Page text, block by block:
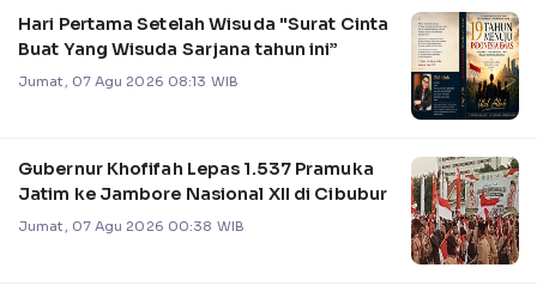
Hari Pertama Setelah Wisuda "Surat Cinta
Buat Yang Wisuda Sarjana tahun ini”
Jumat, 07 Agu 2026 08:13 WIB
Gubernur Khofifah Lepas 1.537 Pramuka
Jatim ke Jambore Nasional XII di Cibubur
Jumat, 07 Agu 2026 00:38 WIB